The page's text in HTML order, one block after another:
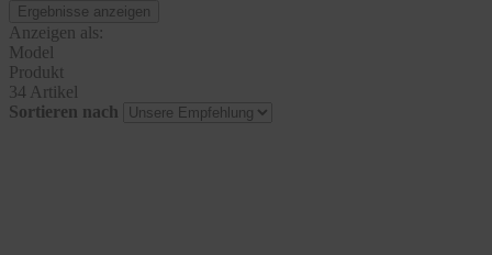
Ergebnisse anzeigen
Anzeigen als:
Model
Produkt
34 Artikel
Sortieren nach